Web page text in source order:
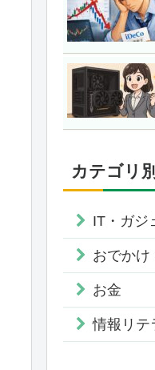
カテゴリ別
IT・ガジ
おでかけ
お金
情報リテ